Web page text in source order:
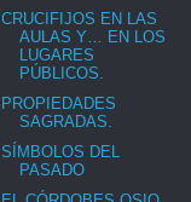
CRUCIFIJOS EN LAS
AULAS Y… EN LOS
LUGARES
PÚBLICOS.
PROPIEDADES
SAGRADAS.
SÍMBOLOS DEL
PASADO